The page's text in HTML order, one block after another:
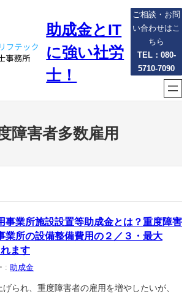
助成金とIT
に強い社労
士！
ご相談・お問
い合わせはこ
ちら
TEL：080-
5710-7090
障害者多数雇用
事業所施設設置等助成金とは？重度障害
業所の設備整備費用の２／３・最大
ます
: 助成金
げられ、重度障害者の雇用を増やしたいが、